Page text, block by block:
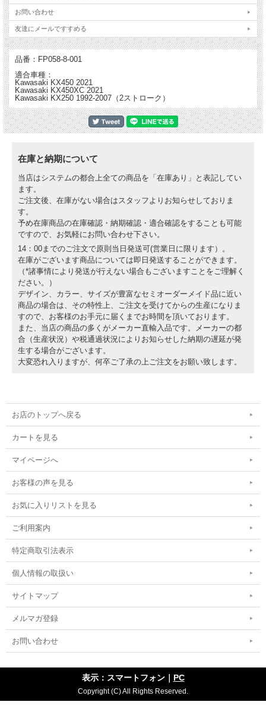
お問い合わせ
友達にメールですすめる
品番：FP058-8-001
適合車種：
Kawasaki KX450 2021
Kawasaki KX450XC 2021
Kawasaki KX250 1992-2007（2ストローク）
在庫と納期について
当店はシステムの都合上全ての商品を「在庫あり」と表記してい
ます。
ご注文後、在庫がない場合はスタッフよりお知らせしておりま
す。
予め在庫商品の在庫確認・納期確認・適合確認をすることも可能
ですので、お気軽にお問い合わせ下さい。
14：00までのご注文で原則当日発送可(営業日に限ります）。
在庫がございます商品については即日発送することができます。
（*諸事情により発送が行えない場合もございますことをご理解く
ださい。）
デザイン、カラー、サイズが豊富なセミオーダーメイド品に近い
商品の場合は、その特性上、ご注文を受けてからの生産になりま
すので、お客様のお手元に届くまでお時間を頂いております。
また、当店の商品の多くがメーカー直輸入品です。メーカーの都
合（生産状況）や税通過状況によりお知らせした納期の遅延が発
生する場合がございます。
大変恐れ入りますが、何卒ご了承の上ご注文をお願い致します。
お店のトップへ戻る
カートを見る
マイページへ
お客様の声を見る
お気に入りリストを見る
ご利用案内
特定商取引法表示
個人情報の取扱い
サイトマップ
メルマガ登録
お問い合わせ
表示：スマートフォン｜ PC
Copyright (C) All Rights Reserved.